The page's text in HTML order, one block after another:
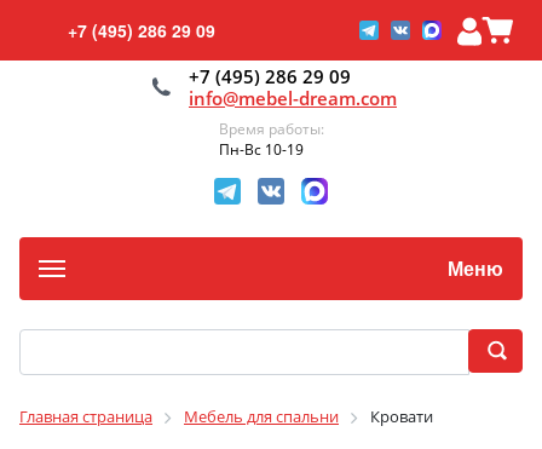
+7 (495) 286 29 09
+7 (495) 286 29 09
info@mebel-dream.com
Время работы:
Пн-Вс 10-19
Меню
Главная страница Мебель для спальни Кровати